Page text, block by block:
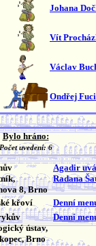
Johana
Vít
Václav
Ondřej
Bylo hráno:
Počet uvedení: 6
8, Brno
Agadir
Radana
křoví
Denní
ústav,
Brno
Denní